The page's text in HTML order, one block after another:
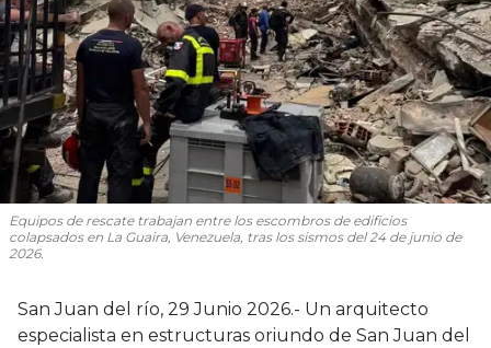
Equipos de rescate trabajan entre los escombros de edificios
colapsados en La Guaira, Venezuela, tras los sismos del 24 de junio de
2026.
San Juan del río, 29 Junio 2026.- Un arquitecto
especialista en estructuras oriundo de San Juan del